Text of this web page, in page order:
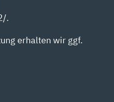
.
erhalten wir ggf.